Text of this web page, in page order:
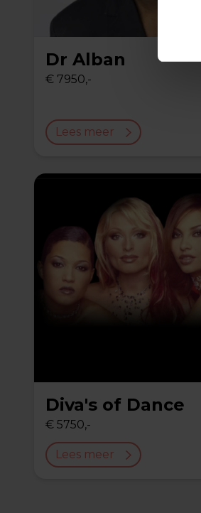
Dr Alban
€ 7950,-
Lees meer
Diva's of Dance
€ 5750,-
Lees meer